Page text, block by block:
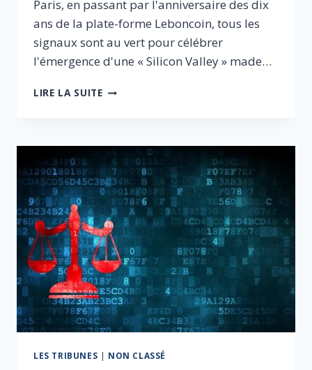
Paris, en passant par l'anniversaire des dix
ans de la plate-forme Leboncoin, tous les
signaux sont au vert pour célébrer
l'émergence d'une « Silicon Valley » made…
LIRE LA SUITECESSONS
DU
PASSÉ
À
L’ÉCONOMIE
COLLABORATIVE
LES TRIBUNES | NON CLASSÉ